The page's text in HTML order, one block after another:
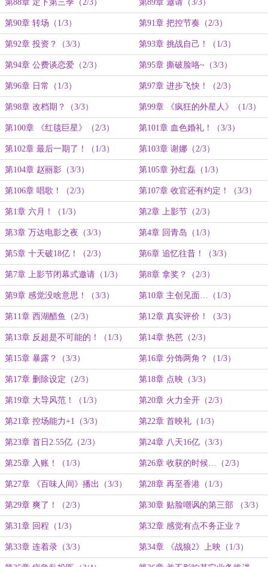
第88章 定下第三季（2/3） 第89章 邀请（3/3）
第90章 转场（1/3） 第91章 把控节奏（2/3）
第92章 投资？（3/3） 第93章 挑战自己！（1/3）
第94章 公费谈恋爱（2/3） 第95章 撕破脸咯~（3/3）
第96章 日常（1/3） 第97章 进步飞快！（2/3）
第98章 改档期？（3/3） 第99章 《疯狂的外星人》（1/3）
第100章 《红毯巨星》（2/3） 第101章 血色婚礼！（3/3）
第102章 最后一期了！（1/3） 第103章 谢娜（2/3）
第104章 赵丽影（3/3） 第105章 孙红磊（1/3）
第106章 唱歌！（2/3） 第107章 收官还有约定！（3/3）
第1章 六月！（1/3） 第2章 上影节（2/3）
第3章 万达电影之夜（3/3） 第4章 回青岛（1/3）
第5章 十天破18亿！（2/3） 第6章 追忆往昔！（3/3）
第7章 上影节闭幕式邀请（1/3） 第8章 拿奖？（2/3）
第9章 感觉没啥意思！（3/3） 第10章 主创见面…（1/3）
第11章 西湖醋鱼（2/3） 第12章 真实评价！（3/3）
第13章 反超是不可能的！（1/3） 第14章 热芭（2/3）
第15章 暴露？（3/3） 第16章 分饰两角？（1/3）
第17章 删除设定（2/3） 第18章 点映（3/3）
第19章 大导风范！（1/3） 第20章 火力全开（2/3）
第21章 控场能力+1（3/3） 第22章 首映礼（1/3）
第23章 首日2.55亿（2/3） 第24章 八天16亿（3/3）
第25章 入账！（1/3） 第26章 收获的时候…（2/3）
第27章 《百味人间》播出（3/3） 第28章 再至香港（1/3）
第29章 爽了！（2/3） 第30章 贴脸嘲讽的第三部 （3/3）
第31章 回程（1/3） 第32章 感觉有点不务正业？
（2/3）
第33章 连着录（3/3） 第34章 《战狼2》上映（1/3）